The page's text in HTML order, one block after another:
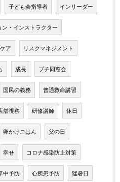
子ども会指導者 インリーダー
ン・インストラクター
ア リスクマネジメント
成長 プチ同窓会
国民の義務 普通救命講習
舗視察 研修講師 休日
卵かけごはん 父の日
幸せ コロナ感染防止対策
中予防 心疾患予防 猛暑日